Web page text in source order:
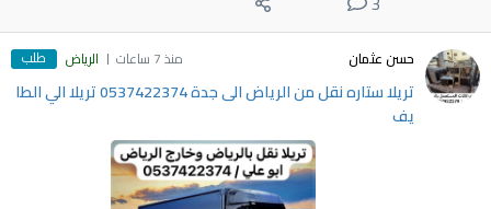
حسن عثمان منذ 7 ساعات الرياض طلب
تريلا ستاره نقل من الرياض الى جدة 0537422374 تريلا الي الطا
يف